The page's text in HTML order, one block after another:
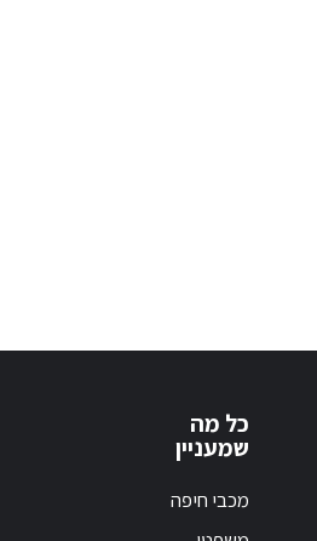
כל מה
שמעניין
מכבי חיפה